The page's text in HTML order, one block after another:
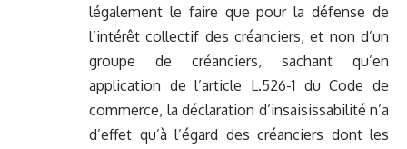
légalement le faire que pour la défense de
l’intérêt collectif des créanciers, et non d’un
groupe de créanciers, sachant qu’en
application de l’article L.526-1 du Code de
commerce, la déclaration d’insaisissabilité n’a
d’effet qu’à l’égard des créanciers dont les